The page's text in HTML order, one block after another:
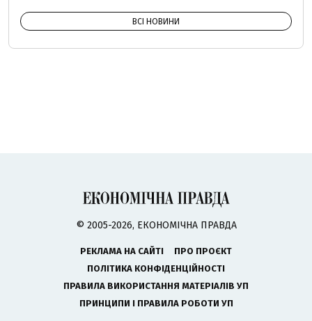
ВСІ НОВИНИ
© 2005-2026, ЕКОНОМІЧНА ПРАВДА
РЕКЛАМА НА САЙТІ
ПРО ПРОЄКТ
ПОЛІТИКА КОНФІДЕНЦІЙНОСТІ
ПРАВИЛА ВИКОРИСТАННЯ МАТЕРІАЛІВ УП
ПРИНЦИПИ І ПРАВИЛА РОБОТИ УП